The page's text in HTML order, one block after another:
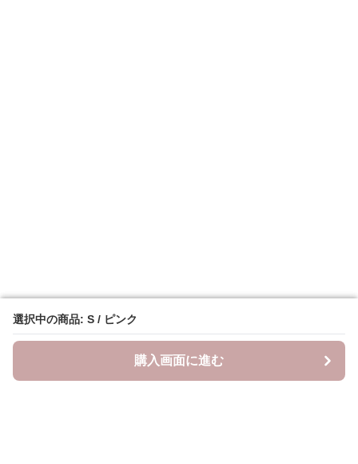
選択中の商品: S / ピンク
購入画面に進む
選択中の商品: S / ピンク
購入画面に進む